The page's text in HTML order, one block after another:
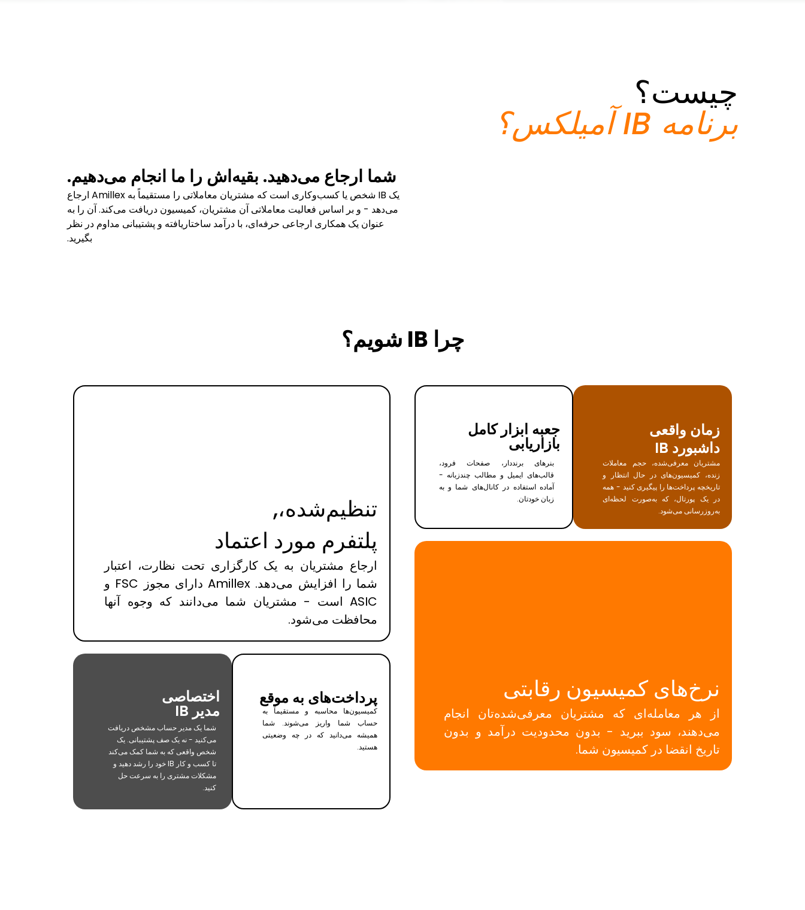
چیست؟
برنامه IB آمیلکس؟
شما ارجاع می‌دهید. بقیه‌اش را ما انجام می‌دهیم.
یک IB شخص یا کسب‌وکاری است که مشتریان معاملاتی را مستقیماً به Amillex ارجاع
می‌دهد - و بر اساس فعالیت معاملاتی آن مشتریان، کمیسیون دریافت می‌کند. آن را به
عنوان یک همکاری ارجاعی حرفه‌ای، با درآمد ساختاریافته و پشتیبانی مداوم در نظر
بگیرید.
چرا IB شویم؟
زمان واقعی
داشبورد IB
مشتریان معرفی‌شده، حجم معاملات
زنده، کمیسیون‌های در حال انتظار و
تاریخچه پرداخت‌ها را پیگیری کنید - همه
در یک پورتال، که به‌صورت لحظه‌ای
به‌روزرسانی می‌شود.
جعبه ابزار کامل
بازاریابی
بنرهای برنددار، صفحات فرود،
قالب‌های ایمیل و مطالب چندزبانه -
آماده استفاده در کانال‌های شما و به
زبان خودتان.
نرخ‌های کمیسیون رقابتی
از هر معامله‌ای که مشتریان معرفی‌شده‌تان انجام
می‌دهند، سود ببرید - بدون محدودیت درآمد و بدون
تاریخ انقضا در کمیسیون شما.
تنظیم‌شده،,
پلتفرم مورد اعتماد
ارجاع مشتریان به یک کارگزاری تحت نظارت، اعتبار
شما را افزایش می‌دهد. Amillex دارای مجوز FSC و
ASIC است - مشتریان شما می‌دانند که وجوه آنها
محافظت می‌شود.
پرداخت‌های به موقع
کمیسیون‌ها محاسبه و مستقیماً به
حساب شما واریز می‌شوند. شما
همیشه می‌دانید که در چه وضعیتی
هستید.
اختصاصی
مدیر IB
شما یک مدیر حساب مشخص دریافت
می‌کنید - نه یک صف پشتیبانی. یک
شخص واقعی که به شما کمک می‌کند
تا کسب و کار IB خود را رشد دهید و
مشکلات مشتری را به سرعت حل
کنید.